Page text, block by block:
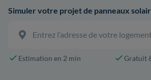
Simuler votre projet de panneaux
Estimation en 2 min Gratuit